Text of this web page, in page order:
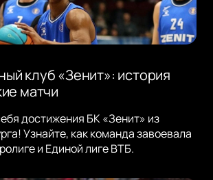
клуб «Зенит»: история
матчи
достижения БК «Зенит» из
Узнайте, как команда завоевала
и Единой лиге ВТБ.